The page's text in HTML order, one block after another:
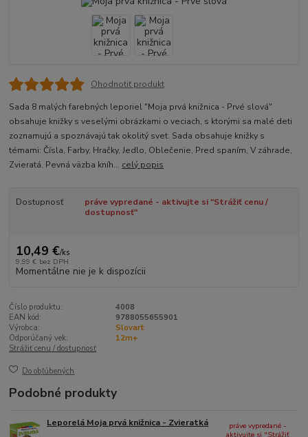
Ohodnotiť produkt
Sada 8 malých farebných leporiel "Moja prvá knižnica - Prvé slová"
obsahuje knižky s veselými obrázkami o veciach, s ktorými sa malé deti
zoznamujú a spoznávajú tak okolitý svet. Sada obsahuje knižky s
témami: Čísla, Farby, Hračky, Jedlo, Oblečenie, Pred spaním, V záhrade,
Zvieratá. Pevná väzba kníh... celý popis
Dostupnosť
práve vypredané - aktivujte si "Strážiť cenu /
dostupnosť"
10,49 €/ks
9,99 € bez DPH
Momentálne nie je k dispozícii
Číslo produktu:
4008
EAN kód:
9788055655901
Výrobca:
Slovart
Odporúčaný vek:
12m+
Strážiť cenu / dostupnosť
Do obľúbených
Podobné produkty
Leporelá Moja prvá knižnica - Zvieratká
práve vypredané -
aktivujte si "Strážiť